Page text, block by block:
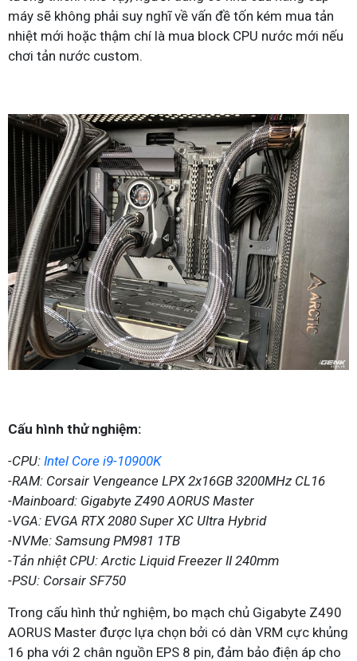
máy sẽ không phải suy nghĩ về vấn đề tốn kém mua tản
nhiệt mới hoặc thậm chí là mua block CPU nước mới nếu
chơi tản nước custom.
Cấu hình thử nghiệm:
-CPU: Intel Core i9-10900K
-RAM: Corsair Vengeance LPX 2x16GB 3200MHz CL16
-Mainboard: Gigabyte Z490 AORUS Master
-VGA: EVGA RTX 2080 Super XC Ultra Hybrid
-NVMe: Samsung PM981 1TB
-Tản nhiệt CPU: Arctic Liquid Freezer II 240mm
-PSU: Corsair SF750
Trong cấu hình thử nghiệm, bo mạch chủ Gigabyte Z490
AORUS Master được lựa chọn bởi có dàn VRM cực khủng
16 pha với 2 chân nguồn EPS 8 pin, đảm bảo điện áp cho